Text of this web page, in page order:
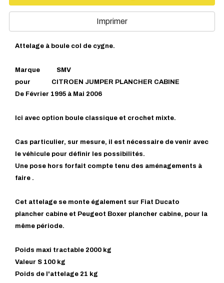
Imprimer
Attelage à boule col de cygne.
Marque SMV
pour CITROEN JUMPER PLANCHER CABINE
De Février 1995 à Mai 2006
Ici avec option boule classique et crochet mixte.
Cas particulier, sur mesure, il est nécessaire de venir avec
le véhicule pour définir les possibilités.
Une pose hors forfait compte tenu des aménagements à
faire .
Cet attelage se monte également sur Fiat Ducato
plancher cabine et Peugeot Boxer plancher cabine, pour la
même période.
Poids maxi tractable 2000 kg
Valeur S 100 kg
Poids de l'attelage 21 kg